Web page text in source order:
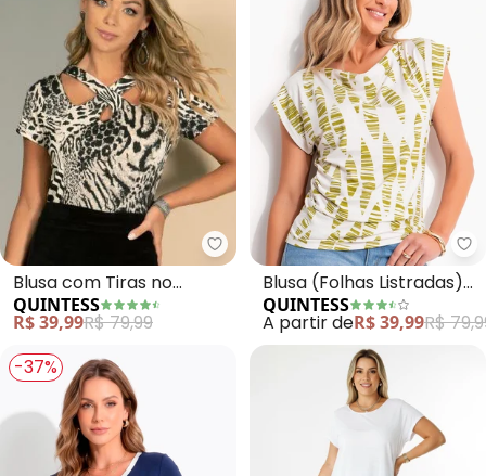
Quintess - Blusa com Tiras no
Blusa com Tiras no
Decote (Onça Preta)
QUINTESS
R$ 39,99R$ 79,99
Blusa (Folhas Listradas)
em Malha de Viscose
QUINTESS
A partir deR$ 39,99R$
-37%